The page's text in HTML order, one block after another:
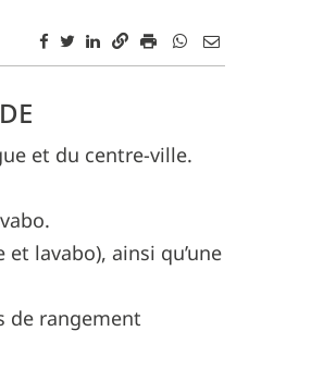
et du centre-ville.
lavabo), ainsi qu’une
de rangement